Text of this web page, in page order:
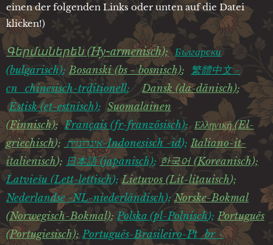
einen der folgenden Links oder unten auf die Datei
klicken!)
Գերմաներեն (Hy-armenisch); Български
(bulgarisch); Bosanski (bs - bosnisch);
繁體中文 -
cn_chinesisch-trditionell; Dansk (da-dänisch);
Estisk (et-estnisch); Suomalainen
(Finnisch); Français (fr-französisch); Ελληνική (El-
griechisch); אינדונזית-Indonesisch -id); Italiano-it-
italienisch); 日本語 (japanisch); 한국어 (Koreanisch);
Latviešu (Lett-lettisch); Lietuvos (Lit-litauisch);
Nederlandse -NL-niederländisch); Norske-Bokmal
(Norwegisch-Bokmal); Polska (pl-Polnisch); Português
(Portugiesisch); Português-Brasileiro-Pt_br -